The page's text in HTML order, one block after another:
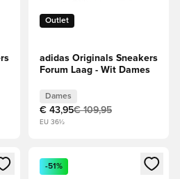
Outlet
adidas Originals Sneakers
Forum Laag - Wit Dames
Dames
€ 43,95€ 109,95
EU 36½
te loggen of je aan te melden als
Opent een venster om in te
-51%